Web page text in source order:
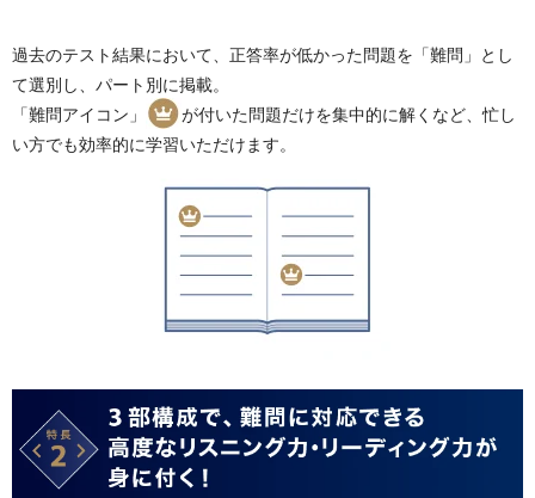
過去のテスト結果において、正答率が低かった問題を「難問」とし
て選別し、パート別に掲載。
「難問アイコン」
が付いた問題だけを集中的に解くなど、忙し
い方でも効率的に学習いただけます。